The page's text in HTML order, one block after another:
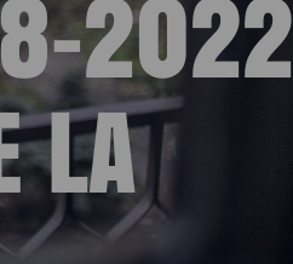
2022
LA